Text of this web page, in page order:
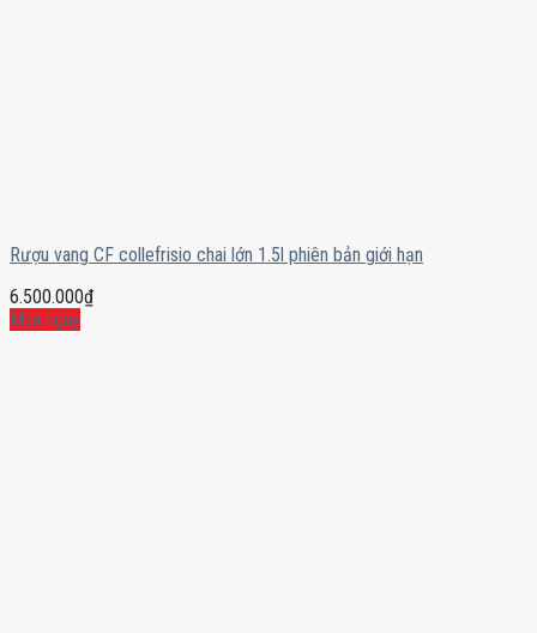
Rượu vang CF collefrisio chai lớn 1.5l phiên bản giới hạn
6.500.000₫
Mua ngay